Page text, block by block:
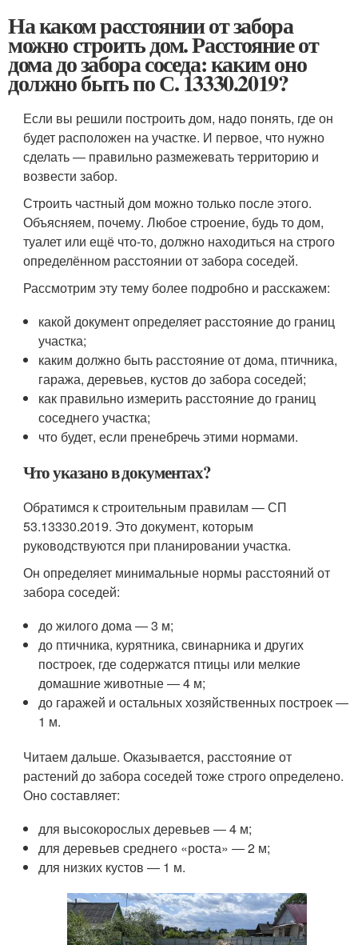
На каком расстоянии от забора
можно строить дом. Расстояние от
дома до забора соседа: каким оно
должно быть по С. 13330.2019?
Если вы решили построить дом, надо понять, где он
будет расположен на участке. И первое, что нужно
сделать ― правильно размежевать территорию и
возвести забор.
Строить частный дом можно только после этого.
Объясняем, почему. Любое строение, будь то дом,
туалет или ещё что-то, должно находиться на строго
определённом расстоянии от забора соседей.
Рассмотрим эту тему более подробно и расскажем:
какой документ определяет расстояние до границ
участка;
каким должно быть расстояние от дома, птичника,
гаража, деревьев, кустов до забора соседей;
как правильно измерить расстояние до границ
соседнего участка;
что будет, если пренебречь этими нормами.
Что указано в документах?
Обратимся к строительным правилам ― СП
53.13330.2019. Это документ, которым
руководствуются при планировании участка.
Он определяет минимальные нормы расстояний от
забора соседей:
до жилого дома ― 3 м;
до птичника, курятника, свинарника и других
построек, где содержатся птицы или мелкие
домашние животные ― 4 м;
до гаражей и остальных хозяйственных построек ―
1 м.
Читаем дальше. Оказывается, расстояние от
растений до забора соседей тоже строго определено.
Оно составляет:
для высокорослых деревьев ― 4 м;
для деревьев среднего «роста» ― 2 м;
для низких кустов ― 1 м.